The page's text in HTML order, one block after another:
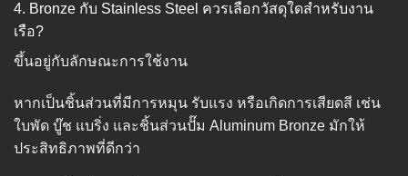
4. Bronze กับ Stainless Steel ควรเลือกวัสดุใดสำหรับงาน
เรือ?
ขึ้นอยู่กับลักษณะการใช้งาน
หากเป็นชิ้นส่วนที่มีการหมุน รับแรง หรือเกิดการเสียดสี เช่น
ใบพัด บู๊ช แบริ่ง และชิ้นส่วนปั๊ม Aluminum Bronze มักให้
ประสิทธิภาพที่ดีกว่า